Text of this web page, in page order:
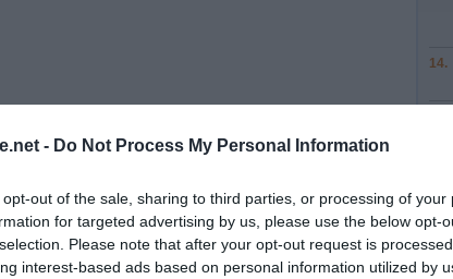
- Do Not Process My Personal Information
opt-out of the sale, sharing to third parties, or processing of your
for targeted advertising by us, please use the below opt-
Please note that after your opt-out request is
interest-based ads based on personal information utilized by
14.
17.